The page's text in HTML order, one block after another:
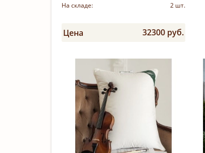
На складе:
2 шт.
Цена 32300 руб.